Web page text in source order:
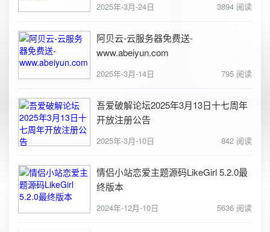
2025年-3月-24日 3894 阅读
阿贝云-云服务器免费送-
www.abeiyun.com
2025年-3月-14日 795 阅读
吾爱破解论坛2025年3月13日十七周年
开放注册公告
2025年-3月-10日 842 阅读
情侣小站恋爱主题源码LikeGirl 5.2.0最
终版本
2024年-12月-10日 5636 阅读